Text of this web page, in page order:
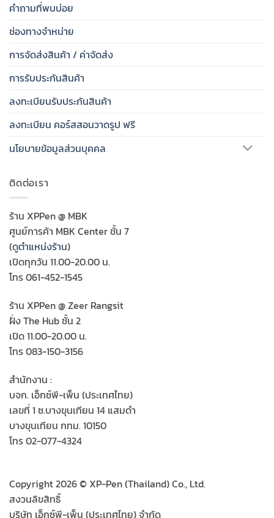
คำถามที่พบบ่อย
ช่องทางจำหน่าย
การจัดส่งสินค้า / ค่าจัดส่ง
การรับประกันสินค้า
ลงทะเบียนรับประกันสินค้า
ลงทะเบียน คอร์สสอนวาดรูป ฟรี
นโยบายข้อมูลส่วนบุคคล
ติดต่อเรา
ร้าน XPPen @ MBK
ศูนย์การค้า MBK Center ชั้น 7
(ดูตำแหน่งร้าน)
เปิดทุกวัน 11.00-20.00 น.
โทร 061-452-1545
ร้าน XPPen @ Zeer Rangsit
ฝั่ง The Hub ชั้น 2
เปิด 11.00-20.00 น.
โทร 083-150-3156
สำนักงาน :
บจก. เอ็กซ์พี-เพ็น (ประเทศไทย)
เลขที่ 1 ซ.บางขุนเทียน 14 แสมดำ
บางขุนเทียน กทม. 10150
โทร 02-077-4324
Copyright 2026 © XP-Pen (Thailand) Co., Ltd.
สงวนลิขสิทธิ์
บริษัท เอ็กซ์พี-เพ็น (ประเทศไทย) จำกัด